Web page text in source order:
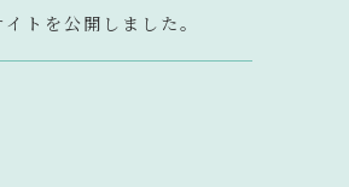
トを公開しました。